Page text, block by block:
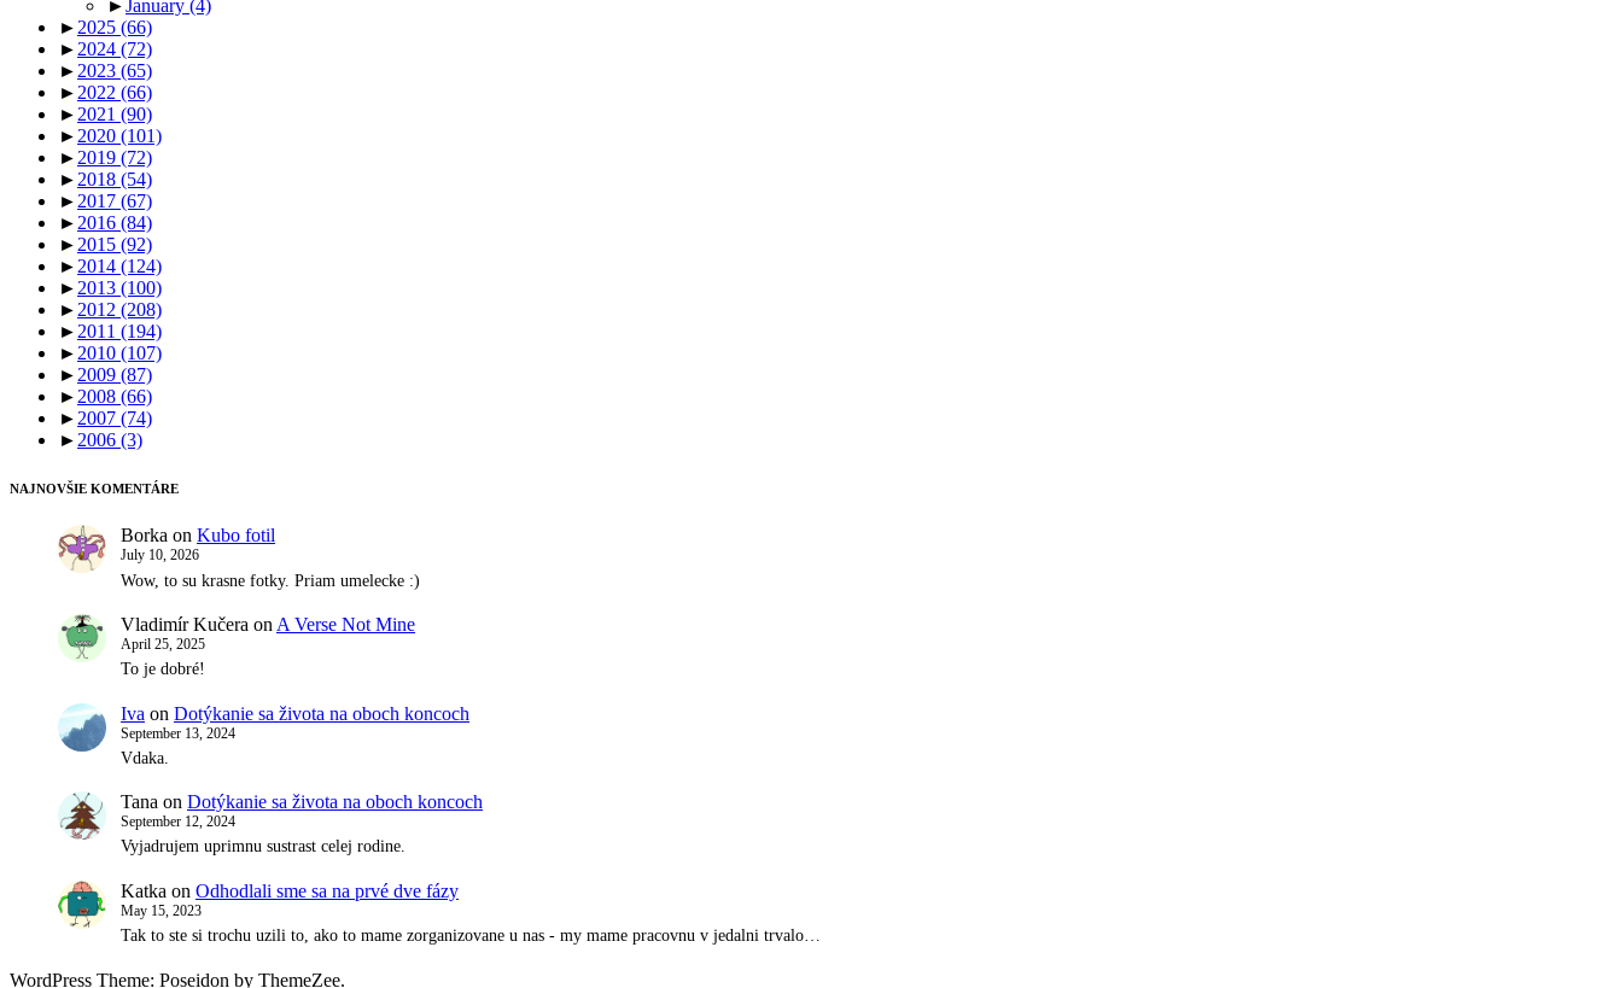
►January (4)
► 2025 (66)
► 2024 (72)
► 2023 (65)
► 2022 (66)
► 2021 (90)
► 2020 (101)
► 2019 (72)
► 2018 (54)
► 2017 (67)
► 2016 (84)
► 2015 (92)
► 2014 (124)
► 2013 (100)
► 2012 (208)
► 2011 (194)
► 2010 (107)
► 2009 (87)
► 2008 (66)
► 2007 (74)
► 2006 (3)
NAJNOVŠIE KOMENTÁRE
Borka on Kubo fotil
July 10, 2026
Wow, to su krasne fotky. Priam umelecke :)
Vladimír Kučera on A Verse Not Mine
April 25, 2025
To je dobré!
Iva on Dotýkanie sa života na oboch koncoch
September 13, 2024
Vdaka.
Tana on Dotýkanie sa života na oboch koncoch
September 12, 2024
Vyjadrujem uprimnu sustrast celej rodine.
Katka on Odhodlali sme sa na prvé dve fázy
May 15, 2023
Tak to ste si trochu uzili to, ako to mame zorganizovane u nas - my mame pracovnu v jedalni trvalo…
WordPress Theme: Poseidon by ThemeZee.